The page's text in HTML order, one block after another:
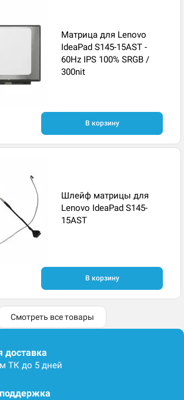
Матрица для Lenovo
IdeaPad S145-15AST -
60Hz IPS 100% SRGB /
300nit
В корзину
Шлейф матрицы для
Lenovo IdeaPad S145-
15AST
В корзину
Смотреть все товары
доставка
ТК до 5 дней